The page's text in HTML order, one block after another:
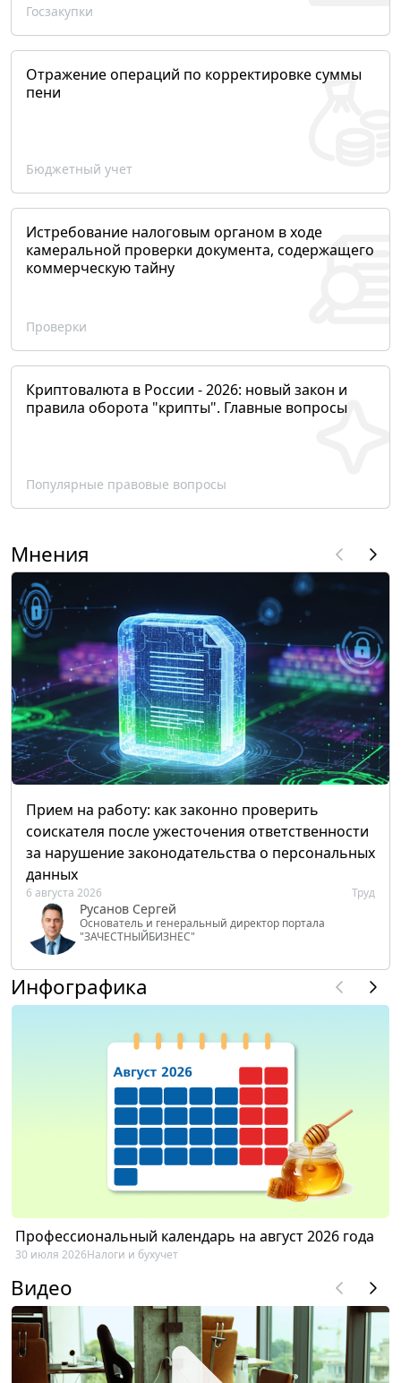
Госзакупки
Отражение операций по корректировке суммы
пени
Бюджетный учет
Истребование налоговым органом в ходе
камеральной проверки документа, содержащего
коммерческую тайну
Проверки
Криптовалюта в России - 2026: новый закон и
правила оборота "крипты". Главные вопросы
Популярные правовые вопросы
Мнения
Прием на работу: как законно проверить
соискателя после ужесточения ответственности
за нарушение законодательства о персональных
данных
6 августа 2026 Труд
Русанов Сергей
Основатель и генеральный директор портала
"ЗАЧЕСТНЫЙБИЗНЕС"
Инфографика
Профессиональный календарь на август 2026 года
30 июля 2026Налоги и бухучет
Видео